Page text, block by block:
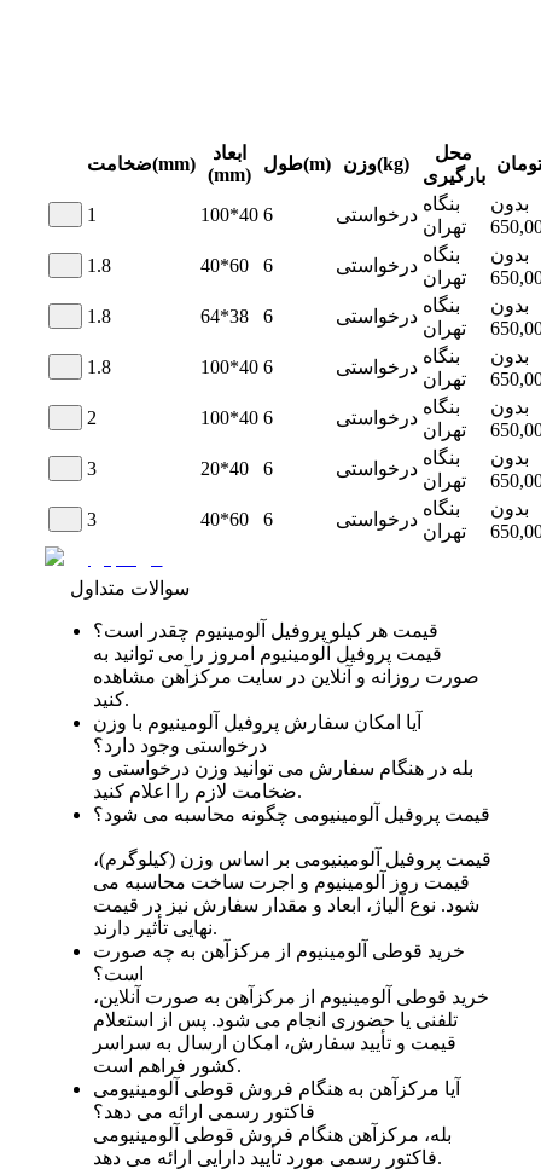
ضخامت(mm)
ابعاد
(mm)
طول(m) وزن(kg)
محل
بارگیری
1 100*40 6 درخواستی
بنگاه
تهران
بدون
1.8
40*60 6 درخواستی
بنگاه
تهران
بدون
1.8
64*38 6 درخواستی
بنگاه
تهران
بدون
1.8
100*40 6 درخواستی
بنگاه
تهران
بدون
2
100*40 6 درخواستی
بنگاه
تهران
بدون
3
20*40 6 درخواستی
بنگاه
تهران
بدون
3
40*60 6 درخواستی
بنگاه
تهران
بدون
سوالات متداول
قیمت هر کیلو پروفیل آلومینیوم چقدر است؟
قیمت پروفیل آلومینیوم امروز را می توانید به
صورت روزانه و آنلاین در سایت مرکزآهن مشاهده
کنید.
آیا امکان سفارش پروفیل آلومینیوم با وزن
درخواستی وجود دارد؟
بله در هنگام سفارش می توانید وزن درخواستی و
ضخامت لازم را اعلام کنید.
قیمت پروفیل آلومینیومی چگونه محاسبه می شود؟
قیمت پروفیل آلومینیومی بر اساس وزن (کیلوگرم)،
قیمت روز آلومینیوم و اجرت ساخت محاسبه می‌
شود. نوع آلیاژ، ابعاد و مقدار سفارش نیز در قیمت
نهایی تأثیر دارند.
خرید قوطی آلومینیوم از مرکزآهن به چه صورت
است؟
خرید قوطی آلومینیوم از مرکزآهن به‌ صورت آنلاین،
تلفنی یا حضوری انجام می‌ شود. پس از استعلام
قیمت و تأیید سفارش، امکان ارسال به سراسر
کشور فراهم است.
آیا مرکزآهن به هنگام فروش قوطی آلومینیومی
فاکتور رسمی ارائه می دهد؟
بله، مرکزآهن هنگام فروش قوطی آلومینیومی
فاکتور رسمی مورد تأیید دارایی ارائه می‌ دهد.